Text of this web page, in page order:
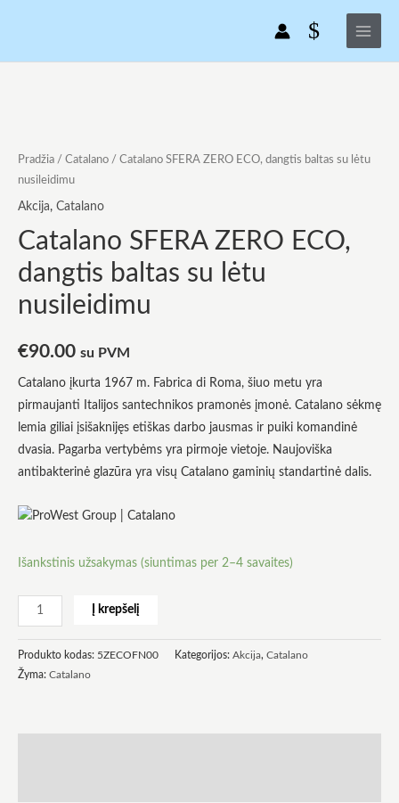
Main
Menu
Pradžia / Catalano / Catalano SFERA ZERO ECO, dangtis baltas su lėtu
nusileidimu
Akcija, Catalano
Catalano SFERA ZERO ECO,
dangtis baltas su lėtu
nusileidimu
€90.00 su PVM
Catalano įkurta 1967 m. Fabrica di Roma, šiuo metu yra
pirmaujanti Italijos santechnikos pramonės įmonė. Catalano sėkmę
lemia giliai įsišaknijęs etiškas darbo jausmas ir puiki komandinė
dvasia. Pagarba vertybėms yra pirmoje vietoje. Naujoviška
antibakterinė glazūra yra visų Catalano gaminių standartinė dalis.
Išankstinis užsakymas (siuntimas per 2–4 savaites)
SFERA
ZERO
ECO,
baltas
su
nusileidimu
Į krepšelį
Produkto kodas: 5ZECOFN00 Kategorijos: Akcija, Catalano
Žyma: Catalano
Būtinas
yra
kad
pagerinti
dangtis